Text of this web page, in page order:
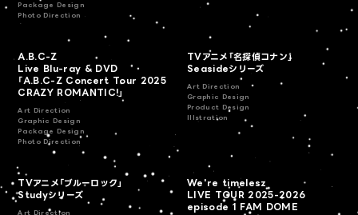
Package Design
Photo Direction
A.B.C-Z
Live Blu-ray & DVD
「A.B.C-Z Concert Tour 2025
CRAZY ROMANTIC!」
Art Direction
Graphic Design
Package Design
Photo Direction
TVアニメ「名探偵コナン」
Seasideシリーズ
Art Direction
Graphic Design
Product Design
Illstration
TVアニメ「ブルーロック」
Studyシリーズ
Art Direction
We're timelesz
LIVE TOUR 2025-2026
episode 1 FAM DOME